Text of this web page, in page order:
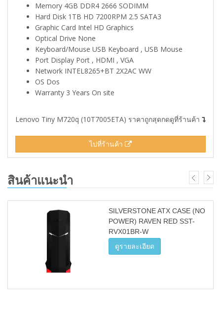
Memory 4GB DDR4 2666 SODIMM
Hard Disk 1TB HD 7200RPM 2.5 SATA3
Graphic Card Intel HD Graphics
Optical Drive None
Keyboard/Mouse USB Keyboard , USB Mouse
Port Display Port , HDMI , VGA
Network INTEL8265+BT 2X2AC WW
OS Dos
Warranty 3 Years On site
Lenovo Tiny M720q (10T7005ETA) ราคาถูกสุดกดดูที่ร้านค้า
ไปที่ร้านค้า
สินค้าแนะนำ
SILVERSTONE ATX CASE (NO
POWER) RAVEN RED SST-
RVX01BR-W
ดูรายละเอียด